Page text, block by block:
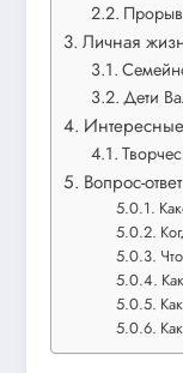
Личная
Дети
Вопрос-